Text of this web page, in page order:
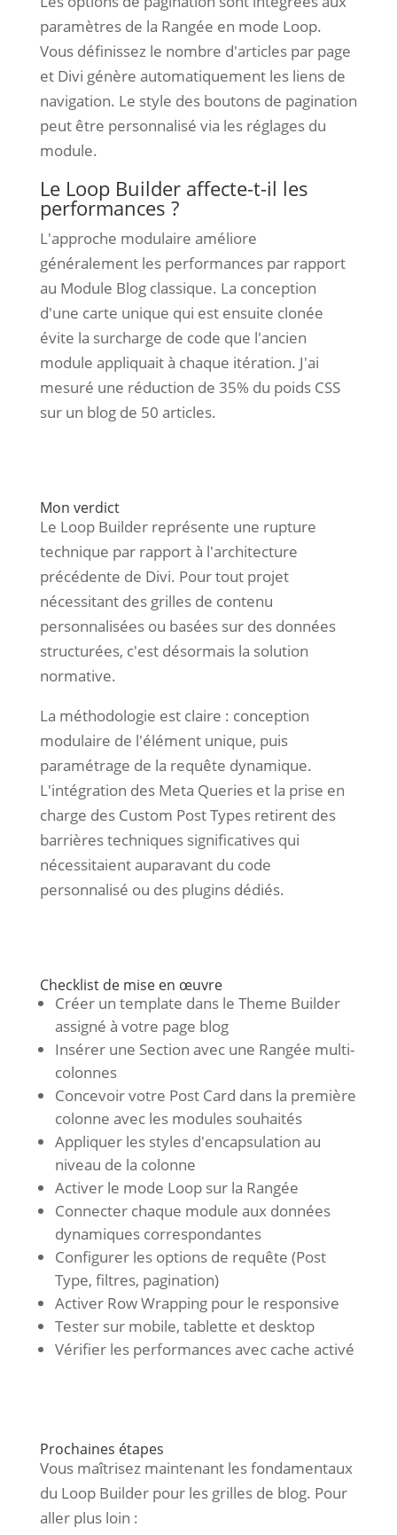
paramètres de la Rangée en mode Loop.
Vous définissez le nombre d'articles par page
et Divi génère automatiquement les liens de
navigation. Le style des boutons de pagination
peut être personnalisé via les réglages du
module.
Le Loop Builder affecte-t-il les
performances ?
L'approche modulaire améliore
généralement les performances par rapport
au Module Blog classique. La conception
d'une carte unique qui est ensuite clonée
évite la surcharge de code que l'ancien
module appliquait à chaque itération. J'ai
mesuré une réduction de 35% du poids CSS
sur un blog de 50 articles.
Mon verdict
Le Loop Builder représente une rupture
technique par rapport à l'architecture
précédente de Divi. Pour tout projet
nécessitant des grilles de contenu
personnalisées ou basées sur des données
structurées, c'est désormais la solution
normative.
La méthodologie est claire : conception
modulaire de l'élément unique, puis
paramétrage de la requête dynamique.
L'intégration des Meta Queries et la prise en
charge des Custom Post Types retirent des
barrières techniques significatives qui
nécessitaient auparavant du code
personnalisé ou des plugins dédiés.
Checklist de mise en œuvre
Créer un template dans le Theme Builder
assigné à votre page blog
Insérer une Section avec une Rangée multi-
colonnes
Concevoir votre Post Card dans la première
colonne avec les modules souhaités
Appliquer les styles d'encapsulation au
niveau de la colonne
Activer le mode Loop sur la Rangée
Connecter chaque module aux données
dynamiques correspondantes
Configurer les options de requête (Post
Type, filtres, pagination)
Activer Row Wrapping pour le responsive
Tester sur mobile, tablette et desktop
Vérifier les performances avec cache activé
Prochaines étapes
Vous maîtrisez maintenant les fondamentaux
du Loop Builder pour les grilles de blog. Pour
aller plus loin :